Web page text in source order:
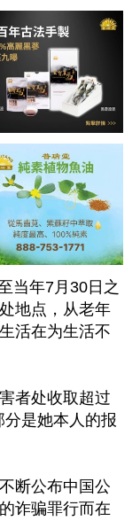
当年7月30日之
地点，从老年
活在为生活不
者处收取超过
是她本人的报
断公布中国公
诈骗罪行而在